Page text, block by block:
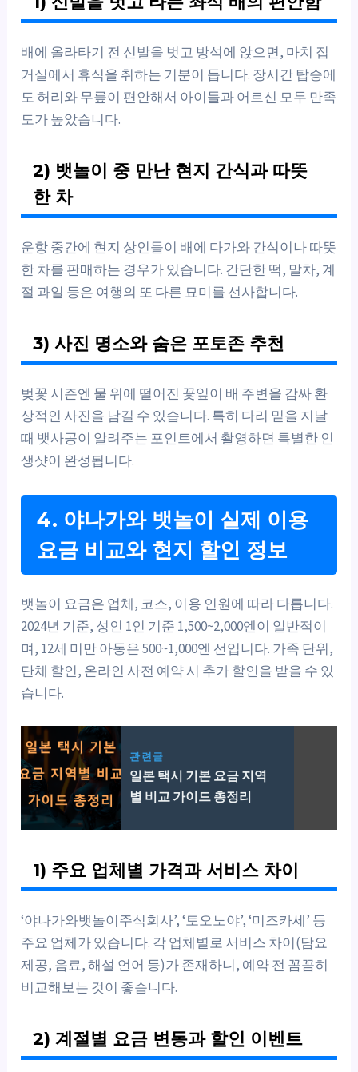
배에 올라타기 전 신발을 벗고 방석에 앉으면, 마치 집
거실에서 휴식을 취하는 기분이 듭니다. 장시간 탑승에
도 허리와 무릎이 편안해서 아이들과 어르신 모두 만족
도가 높았습니다.
2) 뱃놀이 중 만난 현지 간식과 따뜻
한 차
운항 중간에 현지 상인들이 배에 다가와 간식이나 따뜻
한 차를 판매하는 경우가 있습니다. 간단한 떡, 말차, 계
절 과일 등은 여행의 또 다른 묘미를 선사합니다.
3) 사진 명소와 숨은 포토존 추천
벚꽃 시즌엔 물 위에 떨어진 꽃잎이 배 주변을 감싸 환
상적인 사진을 남길 수 있습니다. 특히 다리 밑을 지날
때 뱃사공이 알려주는 포인트에서 촬영하면 특별한 인
생샷이 완성됩니다.
4. 야나가와 뱃놀이 실제 이용
요금 비교와 현지 할인 정보
뱃놀이 요금은 업체, 코스, 이용 인원에 따라 다릅니다.
2024년 기준, 성인 1인 기준 1,500~2,000엔이 일반적이
며, 12세 미만 아동은 500~1,000엔 선입니다. 가족 단위,
단체 할인, 온라인 사전 예약 시 추가 할인을 받을 수 있
습니다.
관련글
일본 택시 기본 요금 지역
별 비교 가이드 총정리
1) 주요 업체별 가격과 서비스 차이
‘야나가와뱃놀이주식회사’, ‘토오노야’, ‘미즈카세’ 등
주요 업체가 있습니다. 각 업체별로 서비스 차이(담요
제공, 음료, 해설 언어 등)가 존재하니, 예약 전 꼼꼼히
비교해보는 것이 좋습니다.
2) 계절별 요금 변동과 할인 이벤트